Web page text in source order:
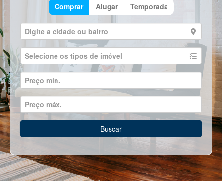
Comprar Alugar Temporada